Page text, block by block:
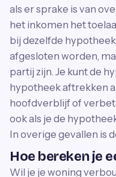
als er sprake is van
het inkomen het
bij dezelfde
afgesloten worden,
partij zijn. Je kunt de
hypotheek aftrekken
hoofdverblijf of
ook als je de
In overige gevallen is
Hoe bereken je
Wil je je woning